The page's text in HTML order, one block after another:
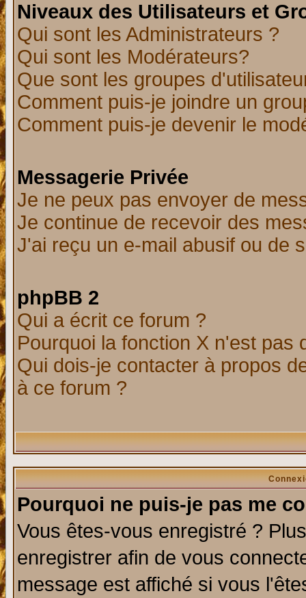
Niveaux des Utilisateurs et
Qui sont les Administrateurs ?
Qui sont les Modérateurs?
Que sont les groupes
Comment puis-je joindre un
Comment puis-je devenir le
Messagerie Privée
Je ne peux pas envoyer de
Je continue de recevoir des
J'ai reçu un e-mail abusif ou de
phpBB 2
Qui a écrit ce forum ?
Pourquoi la fonction X n'est pas
Qui dois-je contacter à propos
à ce forum ?
Pourquoi ne puis-je pas me
Vous êtes-vous enregistré ?
enregistrer afin de vous
message est affiché si vous